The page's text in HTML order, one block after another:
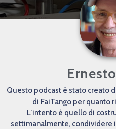
Questo podcast è stato creato
di FaiTango per quanto
L’intento è quello di
settimanalmente,